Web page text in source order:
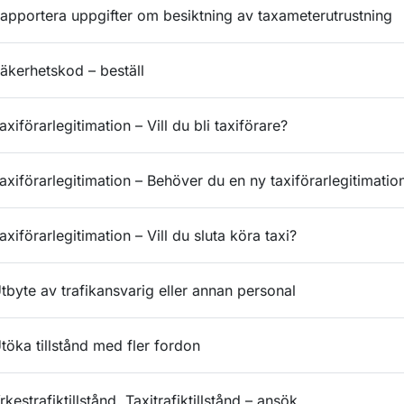
uppgifter om besiktning av taxameterutrustning
– beställ
– Vill du bli taxiförare?
– Behöver du en ny
– Vill du sluta köra taxi?
av trafikansvarig eller annan personal
tillstånd med fler fordon
Taxitrafiktillstånd – ansök